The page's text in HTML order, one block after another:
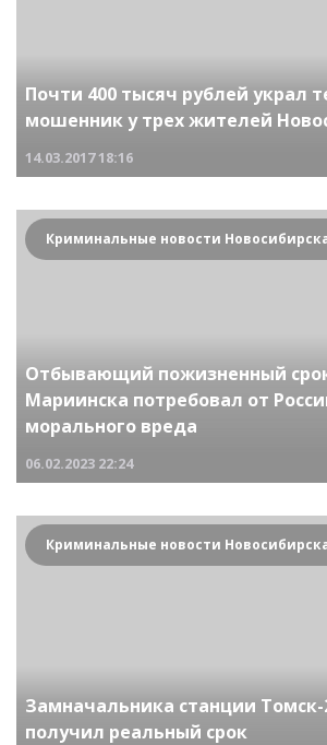
Почти 400 тысяч рублей украл
мошенник у трех жителей
14.03.201718:16
Отбывающий пожизненный
Мариинска потребовал от
морального вреда
06.02.2023 22:24
Замначальника станции Томск-
получил реальный срок